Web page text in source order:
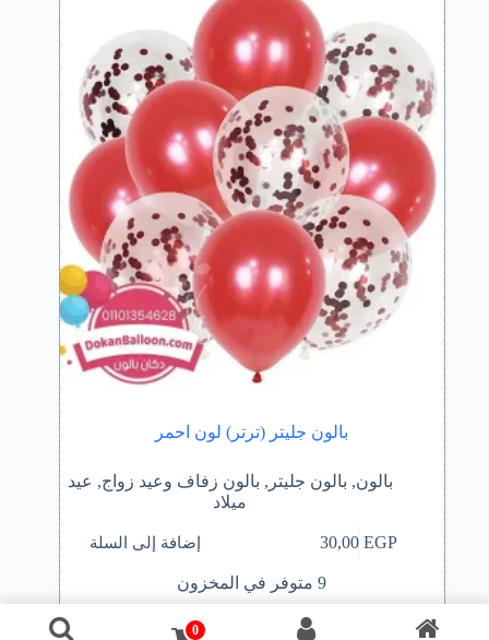
بالون جليتر (ترتر) لون احمر
بالون, بالون جليتر , بالون زفاف وعيد زواج, عيد
ميلاد
30,00EGP إضافة إلى السلة
9 متوفر في المخزون
0